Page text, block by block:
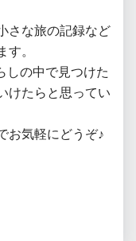
さな旅の記録など
す。
しの中で見つけた
けたらと思ってい
お気軽にどうぞ♪